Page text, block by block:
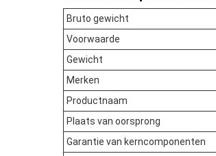
Bruto gewicht
Voorwaarde
Gewicht
Merken
Productnaam
Plaats van oorsprong
Garantie van kerncomponenten